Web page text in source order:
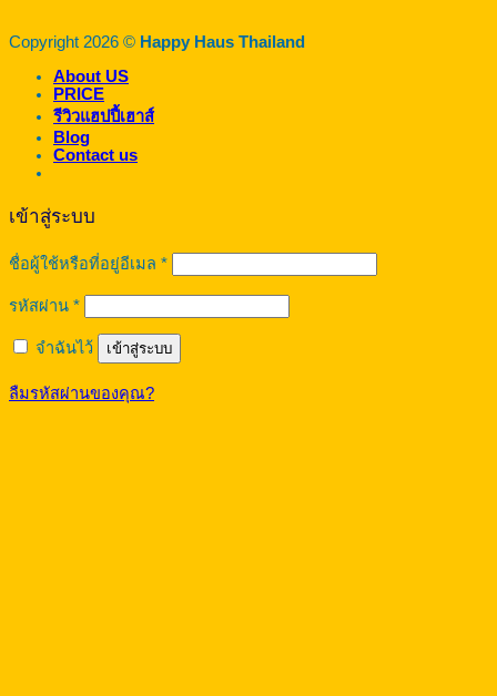
Copyright 2026 © Happy Haus Thailand
About US
PRICE
รีวิวแฮปปี้เฮาส์
Blog
Contact us
เข้าสู่ระบบ
ชื่อผู้ใช้หรือที่อยู่อีเมล *ต้องการ
รหัสผ่าน *ต้องการ
จำฉันไว้ เข้าสู่ระบบ
ลืมรหัสผ่านของคุณ?